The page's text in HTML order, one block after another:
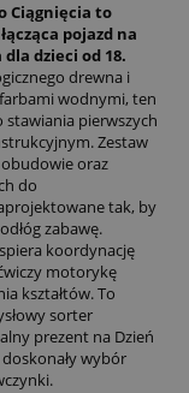
Ciągnięcia to
pojazd na
dzieci od 18.
drewna i
wodnymi, ten
pierwszych
Zestaw
oraz
do
tak, by
zabawę.
koordynację
motorykę
kształtów. To
sorter
prezent na Dzień
wybór